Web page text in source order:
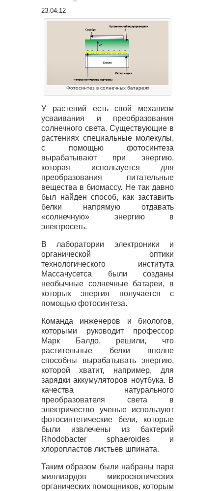
23.04.12
Фотосинтез в солнечных батареях
У растений есть свой механизм
усваивания и преобразования
солнечного света. Существующие в
растениях специальные молекулы,
с помощью фотосинтеза
вырабатывают при энергию,
которая используется для
преобразования питательные
вещества в биомассу. Не так давно
был найден способ, как заставить
белки напрямую отдавать
«солнечную» энергию в
электросеть.
В лаборатории электроники и
органической оптики
технологического института
Массачусетса были созданы
необычные солнечные батареи, в
которых энергия получается с
помощью фотосинтеза.
Команда инженеров и биологов,
которыми руководит профессор
Марк Балдо, решили, что
растительные белки вполне
способны вырабатывать энергию,
которой хватит, например, для
зарядки аккумуляторов ноутбука. В
качества натурального
преобразователя света в
электричество ученые используют
фотосинтетические бели, которые
были извлечены из бактерий
Rhodobacter sphaeroides и
хлоропластов листьев шпината.
Таким образом были набраны пара
миллиардов микроскопических
органических помощников, которым